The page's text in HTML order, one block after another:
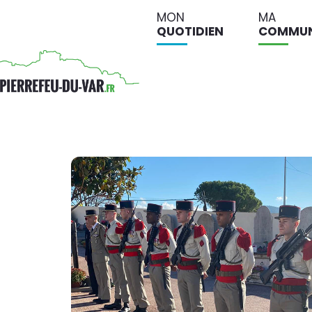
MON
QUOTIDIEN
MA